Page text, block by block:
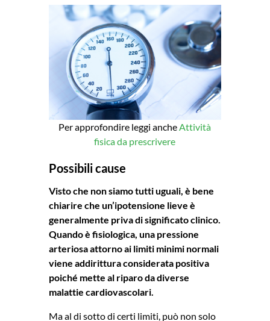
Per approfondire leggi ancheAttività
fisica da prescrivere
Possibili cause
Visto che non siamo tutti uguali, è bene
chiarire che un’ipotensione lieve è
generalmente priva di significato clinico.
Quando è fisiologica, una pressione
arteriosa attorno ai limiti minimi normali
viene addirittura considerata positiva
poiché mette al riparo da diverse
malattie cardiovascolari.
Ma al di sotto di certi limiti, può non solo